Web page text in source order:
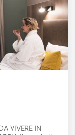
VIVERE IN